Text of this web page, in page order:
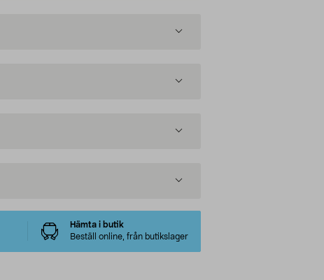
Hämta i butik
Beställ online, från butikslager